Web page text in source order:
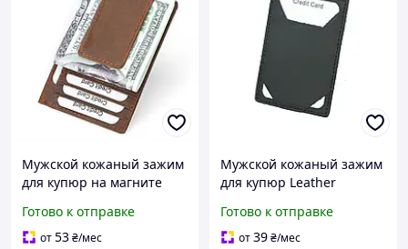
Мужской кожаный зажим
для купюр на магните
KLB
Готово к отправке
от53₴/мес
Мужской кожаный зажим
для купюр Leather
Готово к отправке
от39₴/мес